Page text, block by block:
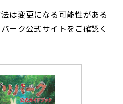
は変更になる可能性がある
ーク公式サイトをご確認く